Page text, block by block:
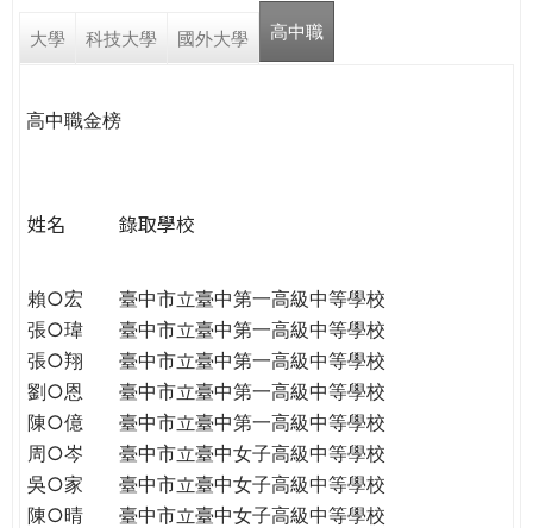
格。
e
r
大學 科技大學 國外大學 高中職
高中職金榜
姓名 錄取學校
賴○宏
臺中市立臺中第一高級中等學校
張○瑋
臺中市立臺中第一高級中等學校
張○翔
臺中市立臺中第一高級中等學校
劉○恩
臺中市立臺中第一高級中等學校
陳○億
臺中市立臺中第一高級中等學校
周○岑
臺中市立臺中女子高級中等學校
吳○家
臺中市立臺中女子高級中等學校
陳○晴
臺中市立臺中女子高級中等學校